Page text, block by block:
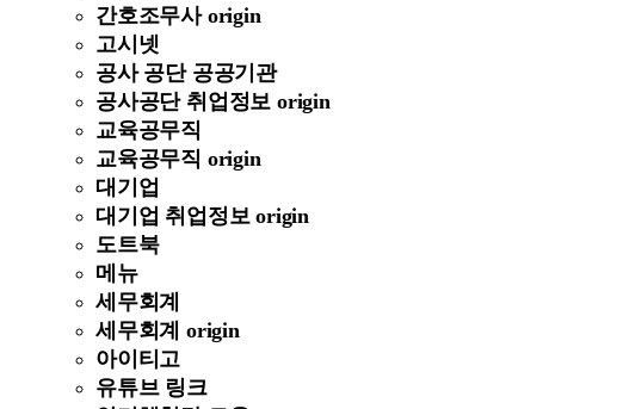
간호조무사 origin
고시넷
공사 공단 공공기관
공사공단 취업정보 origin
교육공무직
교육공무직 origin
대기업
대기업 취업정보 origin
도트북
메뉴
세무회계
세무회계 origin
아이티고
유튜브 링크